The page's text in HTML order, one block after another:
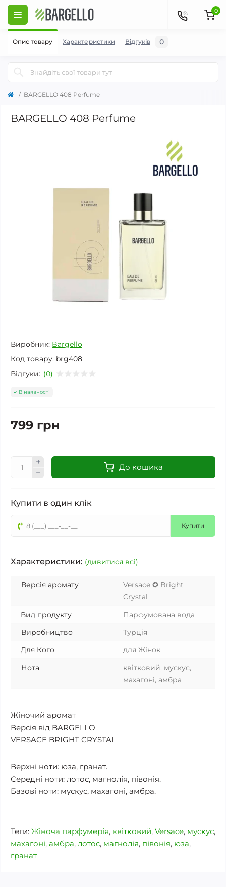
0
BARGELLO 408 Perfume
BARGELLO 408 Perfume
Виробник: Bargello
Код товару: brg408
Відгуки: (0)
В наявності
799 грн
До кошика
Купити в один клік
Купити
Характеристики: (дивитися всі)
Версія аромату
Versace ✪ Bright
Crystal
Вид продукту
Парфумована вода
Виробництво
Турція
Для Кого
для Жінок
Нота
квітковий, мускус,
махагоні, амбра
Опис товару Характеристики Відгуків 0
Жіночий аромат
Версія від BARGELLO
VERSACE BRIGHT CRYSTAL
Верхні ноти: юза, гранат.
Середні ноти: лотос, магнолія, півонія.
Базові ноти: мускус, махагоні, амбра.
Теги: Жіноча парфумерія, квітковий, Versace, мускус,
махагоні, амбра, лотос, магнолія, півонія, юза,
гранат